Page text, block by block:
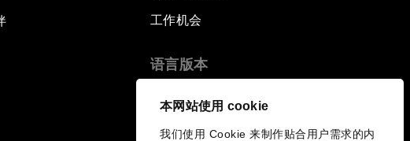
本网站使用 cookie
我们使用 Cookie 来制作贴合用户需求的内
工作机会
语言版本